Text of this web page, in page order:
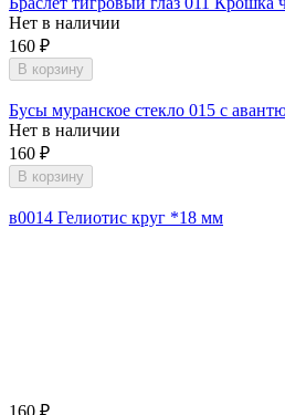
Нет в наличии
160 ₽
В корзину
Бусы муранское стекло 015 с
Нет в наличии
160 ₽
В корзину
в0014 Гелиотис круг *18 мм
160 ₽